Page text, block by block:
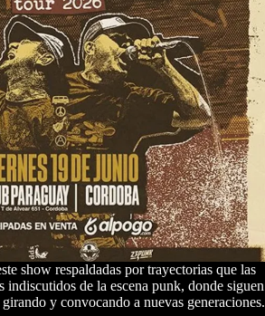
show respaldadas por trayectorias que las
indiscutidos de la escena punk, donde siguen
y convocando a nuevas generaciones.